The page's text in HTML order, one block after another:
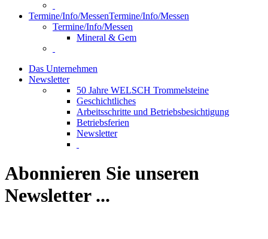
Termine/Info/MessenTermine/Info/Messen
Termine/Info/Messen
Mineral & Gem
Das Unternehmen
Newsletter
50 Jahre WELSCH Trommelsteine
Geschichtliches
Arbeitsschritte und Betriebsbesichtigung
Betriebsferien
Newsletter
Abonnieren Sie unseren
Newsletter ...